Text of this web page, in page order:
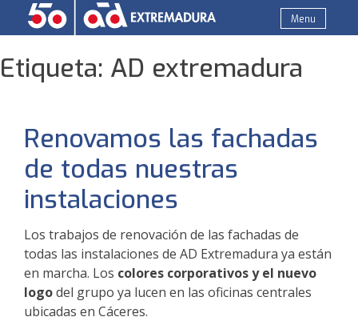
maquinaria y utillaje de taller. Al servicio del taller
mecánico independiente. AD Grupo Felipe Pariente
Menu
Etiqueta: AD extremadura
Renovamos las fachadas
de todas nuestras
instalaciones
Los trabajos de renovación de las fachadas de
todas las instalaciones de AD Extremadura ya están
en marcha. Los colores corporativos y el nuevo
logodel grupo ya lucen en las oficinas centrales
ubicadas en Cáceres.